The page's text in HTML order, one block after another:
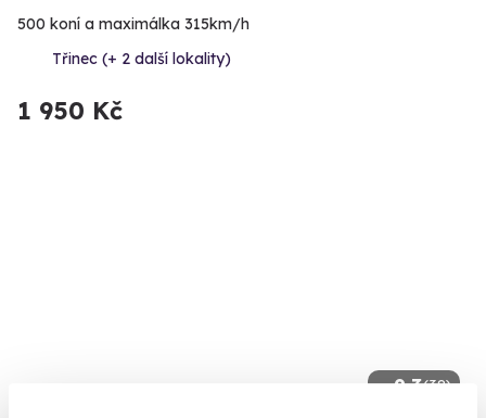
500 koní a maximálka 315km/h
Třinec (+ 2 další lokality)
1 950 Kč
9.3(38)